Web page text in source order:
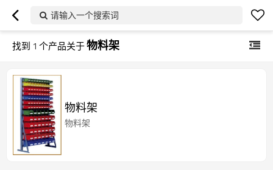
请输入一个搜索词
找到 1 个产品关于物料架
物料架
物料架